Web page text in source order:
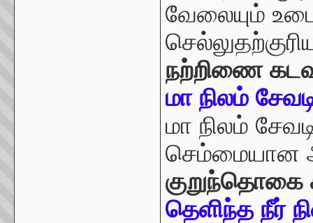
வேலையும்
நற்றிணை
மா நிலம்
மா நிலம்
செம்மையான
குறுந்தொகை
தெளிந்த நீர்